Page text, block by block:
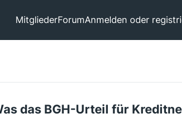
MitgliederForumAnmelden oder
das BGH-Urteil für